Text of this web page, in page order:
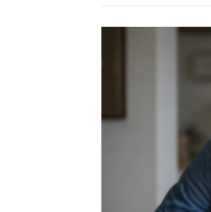
durcheinanderbringen